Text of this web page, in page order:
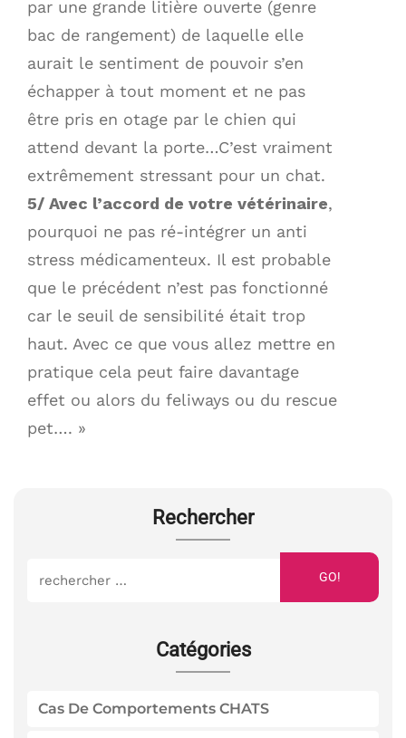
par une grande litière ouverte (genre
bac de rangement) de laquelle elle
aurait le sentiment de pouvoir s’en
échapper à tout moment et ne pas
être pris en otage par le chien qui
attend devant la porte…C’est vraiment
extrêmement stressant pour un chat.
5/ Avec l’accord de votre vétérinaire,
pourquoi ne pas ré-intégrer un anti
stress médicamenteux. Il est probable
que le précédent n’est pas fonctionné
car le seuil de sensibilité était trop
haut. Avec ce que vous allez mettre en
pratique cela peut faire davantage
effet ou alors du feliways ou du rescue
pet…. »
Rechercher
GO!
Catégories
Cas De Comportements CHATS